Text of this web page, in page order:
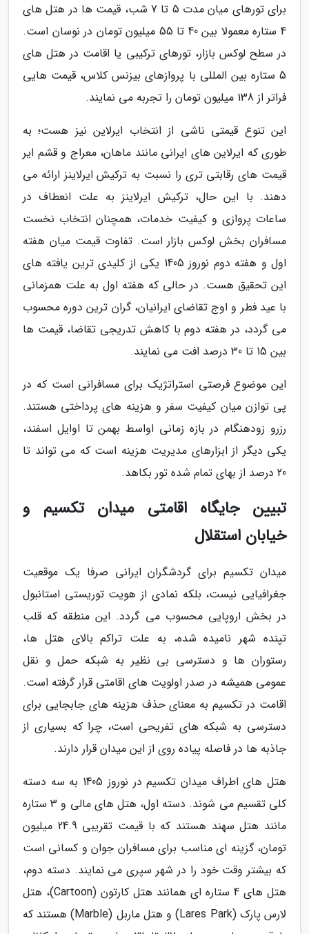
برای تورهای میان مدت 5 تا 7 شب، قیمت ها در هتل های
4 ستاره معمولا بین 40 تا 55 میلیون تومان در نوسان است.
در سطح لوکس بازار، تورهای ترکیبی یا اقامت در هتل های
5 ستاره بین المللی با پروازهای بیزنس کلاس، قیمت هایی
فراتر از 138 میلیون تومان را تجربه می نمایند.
این تنوع قیمتی ناشی از انتخاب ایرلاین نیز هست؛ به
طوری که ایرلاین های ایرانی مانند ماهان، معراج و قشم ایر
قیمت های رقابتی تری را نسبت به ترکیش ایرلاینز ارائه می
دهند. با این حال، ترکیش ایرلاینز به علت انعطاف در
ساعات پروازی و کیفیت خدمات، همچنان انتخاب نخست
مسافران بخش لوکس بازار است. تفاوت قیمت میان هفته
اول و هفته دوم نوروز 1405 یکی از کلیدی ترین یافته های
این تحقیق هست. در حالی که هفته اول به علت همزمانی
با عید فطر و اوج تقاضای ایرانیان، گران ترین دوره محسوب
می گردد، در هفته دوم با کاهش تدریجی تقاضا، قیمت ها
بین 15 تا 30 درصد افت می نمایند.
این موضوع فرصتی استراتژیک برای مسافرانی است که در
پی توازن میان کیفیت سفر و هزینه های پرداختی هستند.
رزرو زودهنگام در بازه زمانی اواسط بهمن تا اوایل اسفند،
یکی دیگر از ابزارهای مدیریت هزینه است که می تواند تا
20 درصد از بهای تمام شده تور بکاهد.
تبیین جایگاه اقامتی میدان تکسیم و
خیابان استقلال
میدان تکسیم برای گردشگران ایرانی صرفا یک موقعیت
جغرافیایی نیست، بلکه نمادی از هویت توریستی استانبول
در بخش اروپایی محسوب می گردد. این منطقه که قلب
تپنده شهر نامیده شده، به علت تراکم بالای هتل ها،
رستوران ها و دسترسی بی نظیر به شبکه حمل و نقل
عمومی همیشه در صدر اولویت های اقامتی قرار گرفته است.
اقامت در تکسیم به معنای حذف هزینه های جابجایی برای
دسترسی به شبکه های تفریحی است، چرا که بسیاری از
جاذبه ها در فاصله پیاده روی از این میدان قرار دارند.
هتل های اطراف میدان تکسیم در نوروز 1405 به سه دسته
کلی تقسیم می شوند. دسته اول، هتل های مالی و 3 ستاره
مانند هتل سهند هستند که با قیمت تقریبی 24.9 میلیون
تومان، گزینه ای مناسب برای مسافران جوان و کسانی است
که بیشتر وقت خود را در شهر سپری می نمایند. دسته دوم،
هتل های 4 ستاره ای همانند هتل کارتون (Cartoon)، هتل
لارس پارک (Lares Park) و هتل ماربل (Marble) هستند که